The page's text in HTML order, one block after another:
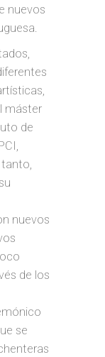
nuevos
máster
de
nuevos
de los
se